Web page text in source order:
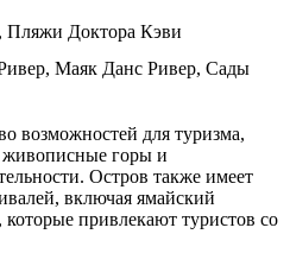
Пляжи Доктора Кэви
Маяк Данс Ривер, Сады
возможностей для туризма,
горы и
Остров также имеет
включая ямайский
привлекают туристов со